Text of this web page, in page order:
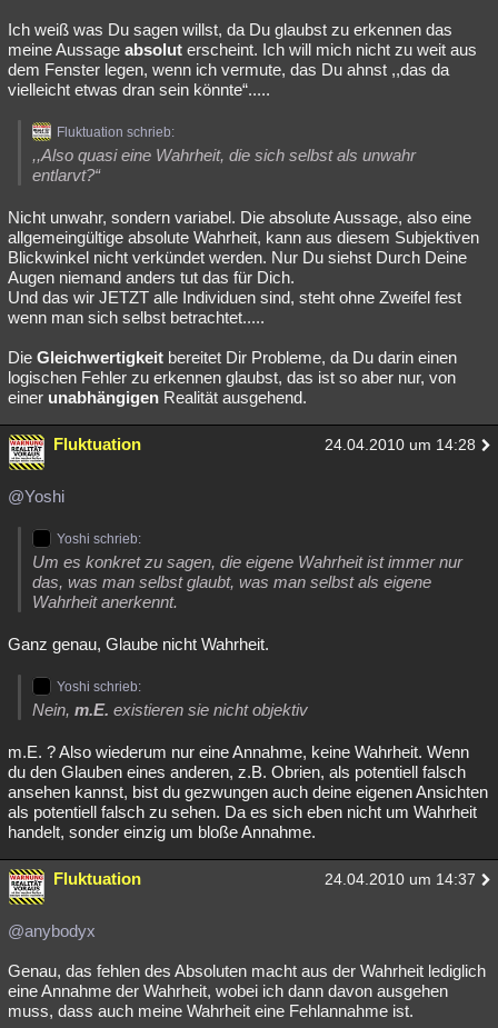
Ich weiß was Du sagen willst, da Du glaubst zu erkennen das
meine Aussage absolut erscheint. Ich will mich nicht zu weit aus
dem Fenster legen, wenn ich vermute, das Du ahnst ,,das da
vielleicht etwas dran sein könnte“.....
Fluktuation schrieb:
,,Also quasi eine Wahrheit, die sich selbst als unwahr
entlarvt?“
Nicht unwahr, sondern variabel. Die absolute Aussage, also eine
allgemeingültige absolute Wahrheit, kann aus diesem Subjektiven
Blickwinkel nicht verkündet werden. Nur Du siehst Durch Deine
Augen niemand anders tut das für Dich.
Und das wir JETZT alle Individuen sind, steht ohne Zweifel fest
wenn man sich selbst betrachtet.....
Die Gleichwertigkeit bereitet Dir Probleme, da Du darin einen
logischen Fehler zu erkennen glaubst, das ist so aber nur, von
einer unabhängigen Realität ausgehend.
Fluktuation 24.04.2010 um 14:28
@Yoshi
Yoshi schrieb:
Um es konkret zu sagen, die eigene Wahrheit ist immer nur
das, was man selbst glaubt, was man selbst als eigene
Wahrheit anerkennt.
Ganz genau, Glaube nicht Wahrheit.
Yoshi schrieb:
Nein, m.E. existieren sie nicht objektiv
m.E. ? Also wiederum nur eine Annahme, keine Wahrheit. Wenn
du den Glauben eines anderen, z.B. Obrien, als potentiell falsch
ansehen kannst, bist du gezwungen auch deine eigenen Ansichten
als potentiell falsch zu sehen. Da es sich eben nicht um Wahrheit
handelt, sonder einzig um bloße Annahme.
Fluktuation 24.04.2010 um 14:37
@anybodyx
Genau, das fehlen des Absoluten macht aus der Wahrheit lediglich
eine Annahme der Wahrheit, wobei ich dann davon ausgehen
muss, dass auch meine Wahrheit eine Fehlannahme ist.